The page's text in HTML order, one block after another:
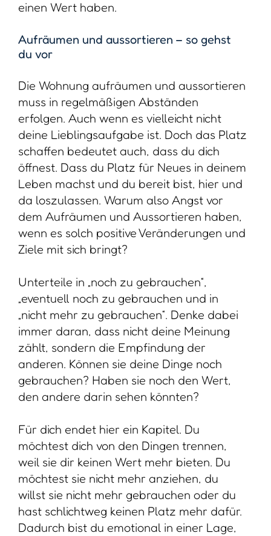
einen Wert haben.
Aufräumen und aussortieren – so gehst
du vor
Die Wohnung aufräumen und aussortieren
muss in regelmäßigen Abständen
erfolgen. Auch wenn es vielleicht nicht
deine Lieblingsaufgabe ist. Doch das Platz
schaffen bedeutet auch, dass du dich
öffnest. Dass du Platz für Neues in deinem
Leben machst und du bereit bist, hier und
da loszulassen. Warum also Angst vor
dem Aufräumen und Aussortieren haben,
wenn es solch positive Veränderungen und
Ziele mit sich bringt?
Unterteile in „noch zu gebrauchen“,
„eventuell noch zu gebrauchen und in
„nicht mehr zu gebrauchen“. Denke dabei
immer daran, dass nicht deine Meinung
zählt, sondern die Empfindung der
anderen. Können sie deine Dinge noch
gebrauchen? Haben sie noch den Wert,
den andere darin sehen könnten?
Für dich endet hier ein Kapitel. Du
möchtest dich von den Dingen trennen,
weil sie dir keinen Wert mehr bieten. Du
möchtest sie nicht mehr anziehen, du
willst sie nicht mehr gebrauchen oder du
hast schlichtweg keinen Platz mehr dafür.
Dadurch bist du emotional in einer Lage,